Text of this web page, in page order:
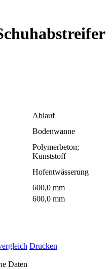
Ablauf
Bodenwanne
Polymerbeton;
Kunststoff
Hofentwässerung
600,0 mm
600,0 mm
Drucken
Daten